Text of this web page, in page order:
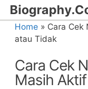
Skip
to
content
Home » Cara Cek
atau Tidak
Cara Cek
Masih